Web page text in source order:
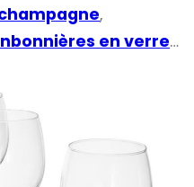
,
en verre…